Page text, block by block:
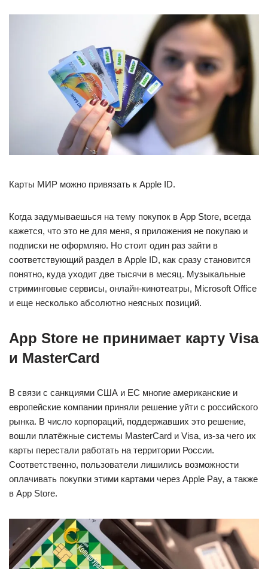
Карты МИР можно привязать к Apple ID.
Когда задумываешься на тему покупок в App Store, всегда
кажется, что это не для меня, я приложения не покупаю и
подписки не оформляю. Но стоит один раз зайти в
соответствующий раздел в Apple ID, как сразу становится
понятно, куда уходит две тысячи в месяц. Музыкальные
стриминговые сервисы, онлайн-кинотеатры, Microsoft Office
и еще несколько абсолютно неясных позиций.
App Store не принимает карту Visa
и MasterCard
В связи с санкциями США и ЕС многие американские и
европейские компании приняли решение уйти с российского
рынка. В число корпораций, поддержавших это решение,
вошли платёжные системы MasterCard и Visa, из-за чего их
карты перестали работать на территории России.
Соответственно, пользователи лишились возможности
оплачивать покупки этими картами через Apple Pay, а также
в App Store.